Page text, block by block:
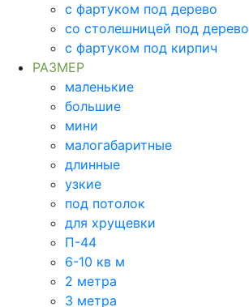
с фартуком под дерево
со столешницей под дерево
с фартуком под кирпич
РАЗМЕР
маленькие
большие
мини
малогабаритные
длинные
узкие
под потолок
для хрущевки
П-44
6-10 кв м
2 метра
3 метра